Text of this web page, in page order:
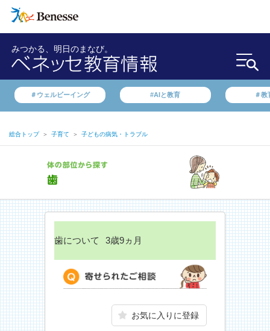
みつかる、明日のまなび。
＃ウェルビーイング #AIと教育 ＃教
総合トップ ＞ 子育て ＞ 子どもの病気・トラブル
歯について 3歳9ヵ月
お気に入りに登録